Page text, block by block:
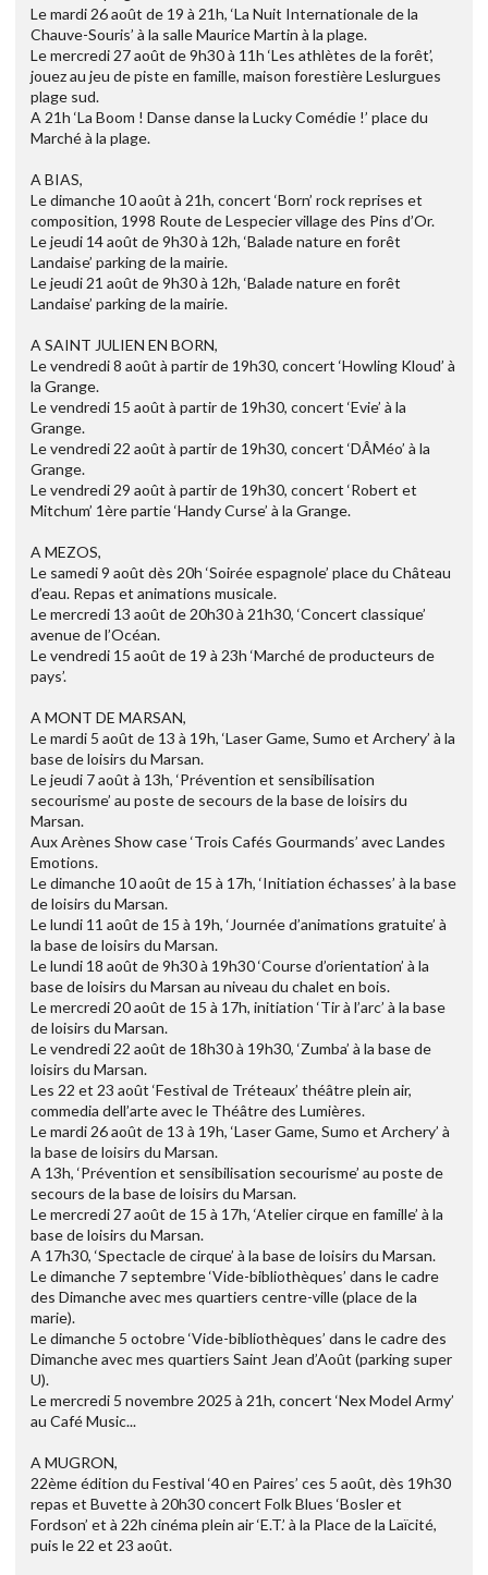
Le mardi 26 août de 19 à 21h, ‘La Nuit Internationale de la
Chauve-Souris’ à la salle Maurice Martin à la plage.
Le mercredi 27 août de 9h30 à 11h ‘Les athlètes de la forêt’,
jouez au jeu de piste en famille, maison forestière Leslurgues
plage sud.
A 21h ‘La Boom ! Danse danse la Lucky Comédie !’ place du
Marché à la plage.
A BIAS,
Le dimanche 10 août à 21h, concert ‘Born’ rock reprises et
composition, 1998 Route de Lespecier village des Pins d’Or.
Le jeudi 14 août de 9h30 à 12h, ‘Balade nature en forêt
Landaise’ parking de la mairie.
Le jeudi 21 août de 9h30 à 12h, ‘Balade nature en forêt
Landaise’ parking de la mairie.
A SAINT JULIEN EN BORN,
Le vendredi 8 août à partir de 19h30, concert ‘Howling Kloud’ à
la Grange.
Le vendredi 15 août à partir de 19h30, concert ‘Evie’ à la
Grange.
Le vendredi 22 août à partir de 19h30, concert ‘DÂMéo’ à la
Grange.
Le vendredi 29 août à partir de 19h30, concert ‘Robert et
Mitchum’ 1ère partie ‘Handy Curse’ à la Grange.
A MEZOS,
Le samedi 9 août dès 20h ‘Soirée espagnole’ place du Château
d’eau. Repas et animations musicale.
Le mercredi 13 août de 20h30 à 21h30, ‘Concert classique’
avenue de l’Océan.
Le vendredi 15 août de 19 à 23h ‘Marché de producteurs de
pays’.
A MONT DE MARSAN,
Le mardi 5 août de 13 à 19h, ‘Laser Game, Sumo et Archery’ à la
base de loisirs du Marsan.
Le jeudi 7 août à 13h, ‘Prévention et sensibilisation
secourisme’ au poste de secours de la base de loisirs du
Marsan.
Aux Arènes Show case ‘Trois Cafés Gourmands’ avec Landes
Emotions.
Le dimanche 10 août de 15 à 17h, ‘Initiation échasses’ à la base
de loisirs du Marsan.
Le lundi 11 août de 15 à 19h, ‘Journée d’animations gratuite’ à
la base de loisirs du Marsan.
Le lundi 18 août de 9h30 à 19h30 ‘Course d’orientation’ à la
base de loisirs du Marsan au niveau du chalet en bois.
Le mercredi 20 août de 15 à 17h, initiation ‘Tir à l’arc’ à la base
de loisirs du Marsan.
Le vendredi 22 août de 18h30 à 19h30, ‘Zumba’ à la base de
loisirs du Marsan.
Les 22 et 23 août ‘Festival de Tréteaux’ théâtre plein air,
commedia dell’arte avec le Théâtre des Lumières.
Le mardi 26 août de 13 à 19h, ‘Laser Game, Sumo et Archery’ à
la base de loisirs du Marsan.
A 13h, ‘Prévention et sensibilisation secourisme’ au poste de
secours de la base de loisirs du Marsan.
Le mercredi 27 août de 15 à 17h, ‘Atelier cirque en famille’ à la
base de loisirs du Marsan.
A 17h30, ‘Spectacle de cirque’ à la base de loisirs du Marsan.
Le dimanche 7 septembre ‘Vide-bibliothèques’ dans le cadre
des Dimanche avec mes quartiers centre-ville (place de la
marie).
Le dimanche 5 octobre ‘Vide-bibliothèques’ dans le cadre des
Dimanche avec mes quartiers Saint Jean d’Août (parking super
U).
Le mercredi 5 novembre 2025 à 21h, concert ‘Nex Model Army’
au Café Music...
A MUGRON,
22ème édition du Festival ‘40 en Paires’ ces 5 août, dès 19h30
repas et Buvette à 20h30 concert Folk Blues ‘Bosler et
Fordson’ et à 22h cinéma plein air ‘E.T.’ à la Place de la Laïcité,
puis le 22 et 23 août.